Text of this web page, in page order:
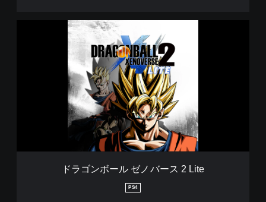
ス
ドラゴンボール ゼノバース 2 Lite
PS4